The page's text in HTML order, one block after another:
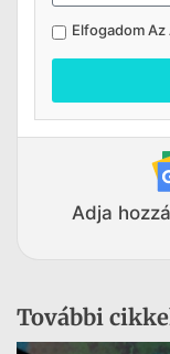
Elfogadom Az
Adja
További